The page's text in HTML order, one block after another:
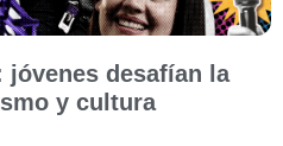
jóvenes desafían la
y cultura